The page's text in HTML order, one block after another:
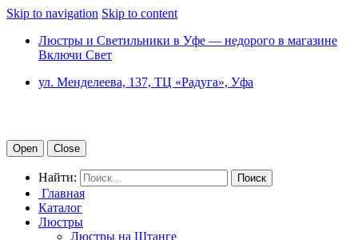
Skip to navigation Skip to content
Люстры и Светильники в Уфе — недорого в магазине
Включи Свет
ул. Менделеева, 137, ТЦ «Радуга», Уфа
Open Close
Найти:
Главная
Каталог
Люстры
Люстры на Штанге